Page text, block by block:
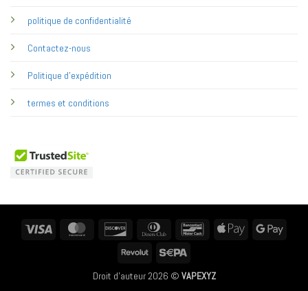
politique de confidentialité
Contactez-nous
Politique d'expédition
termes et conditions
MasterCard Discover
Dinners
BancontactApple
Revolut
Droit d'auteur 2026 © VAPEXYZ